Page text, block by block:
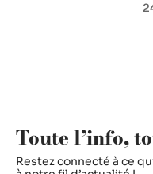
Toute l’info,
Restez connecté à ce